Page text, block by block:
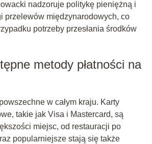
nadzoruje politykę pieniężną i
przelewów międzynarodowych, co
potrzeby przesłania środków
metody płatności na
w całym kraju. Karty
takie jak Visa i Mastercard, są
miejsc, od restauracji po
popularniejsze stają się także